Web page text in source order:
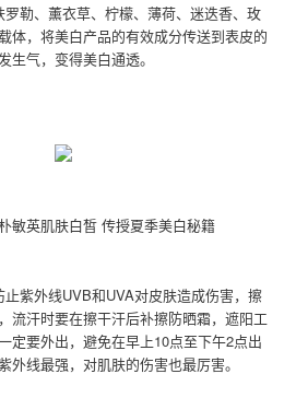
勒、薰衣草、柠檬、薄荷、迷迭香、玫
体，将美白产品的有效成分传送到表皮的
生气，变得美白通透。
敏英肌肤白皙 传授夏季美白秘籍
紫外线UVB和UVA对皮肤造成伤害，擦
流汗时要在擦干汗后补擦防晒霜，遮阳工
定要外出，避免在早上10点至下午2点出
外线最强，对肌肤的伤害也最厉害。